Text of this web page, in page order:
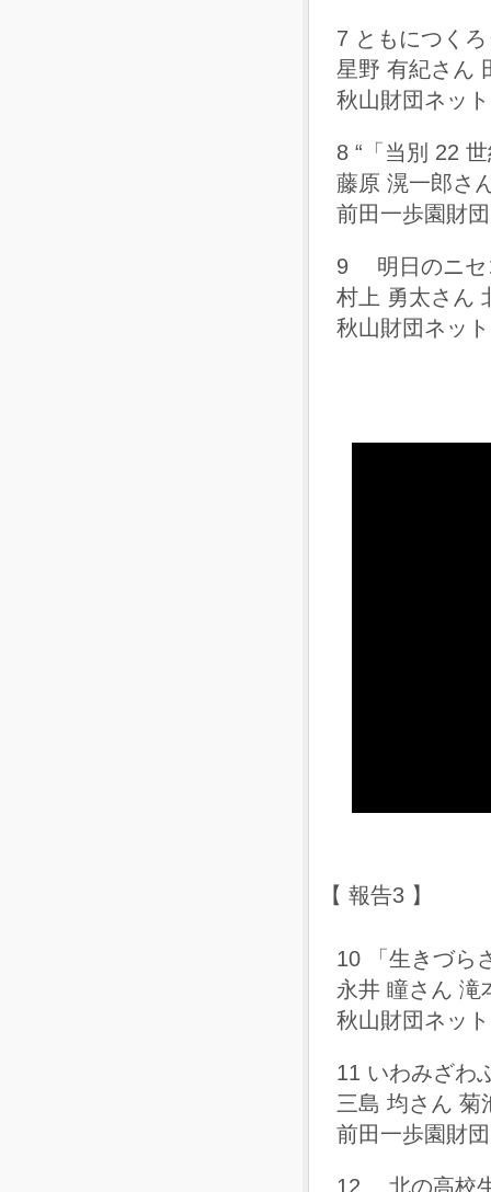
7 ともにつく
星野 有紀さん
秋山財団ネッ
8 “「当別 22
藤原 滉一郎さ
前田一歩園財
9 明日のニセ
村上 勇太さん
秋山財団ネッ
【 報告3 】
10 「生きづら
永井 瞳さん 滝
秋山財団ネッ
11 いわみざわ
三島 均さん 菊
前田一歩園財
12 北の高校